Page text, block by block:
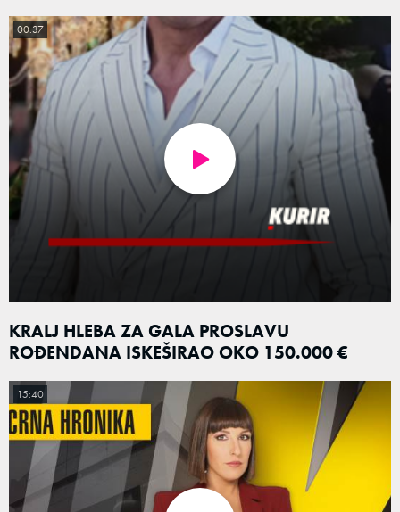
KRALJ HLEBA ZA GALA PROSLAVU
ROĐENDANA ISKEŠIRAO OKO 150.000 €
00:37
15:40